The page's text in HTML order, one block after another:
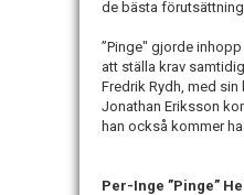
de bästa
”Pinge" gjorde
att ställa krav
Fredrik Rydh, med
Jonathan Eriksson
han också kommer
Per-Inge ”Pinge”